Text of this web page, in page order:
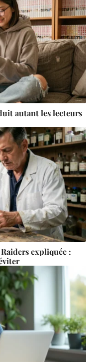
autant les lecteurs
expliquée :